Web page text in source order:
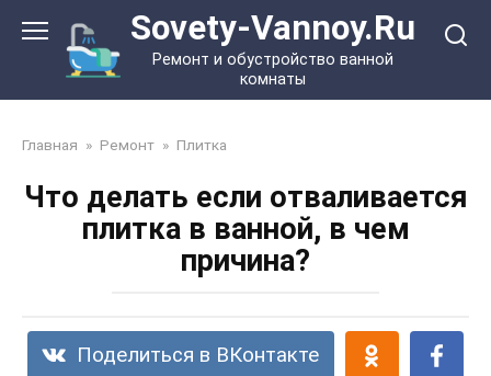
контенту
Sovety-Vannoy.Ru
Ремонт и обустройство ванной
комнаты
Главная » Ремонт » Плитка
Что делать если отваливается
плитка в ванной, в чем
причина?
Поделиться в ВКонтакте